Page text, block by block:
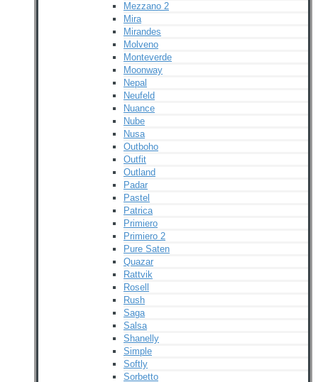
Mezzano 2
Mira
Mirandes
Molveno
Monteverde
Moonway
Nepal
Neufeld
Nuance
Nube
Nusa
Outboho
Outfit
Outland
Padar
Pastel
Patrica
Primiero
Primiero 2
Pure Saten
Quazar
Rattvik
Rosell
Rush
Saga
Salsa
Shanelly
Simple
Softly
Sorbetto